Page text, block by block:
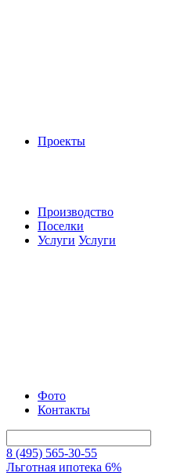
Проекты
Производство
Поселки
Услуги Услуги
Фото
Контакты
8 (495) 565-30-55
Льготная ипотека 6%